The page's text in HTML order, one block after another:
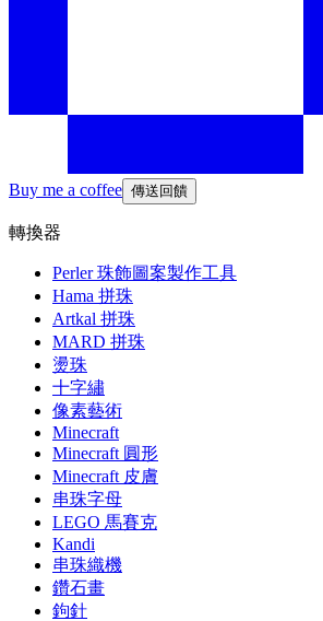
Buy me a coffee 傳送回饋
轉換器
Perler 珠飾圖案製作工具
Hama 拼珠
Artkal 拼珠
MARD 拼珠
燙珠
十字繡
像素藝術
Minecraft
Minecraft 圓形
Minecraft 皮膚
串珠字母
LEGO 馬賽克
Kandi
串珠織機
鑽石畫
鉤針